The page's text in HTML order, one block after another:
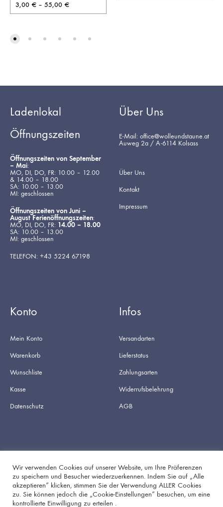
3,00 € – 55,00 €
Ladenlokal
Öffnungszeiten
Öffnungszeiten von September
– Mai:
MO, DI, DO, FR: 10.00 – 12.00
& 14.00 – 18.00
SA: 10.00 – 13.00
MI: geschlossen
Öffnungszeiten von Juni –
August Ferienöffnungszeiten:
MO, DI, DO, FR: 14.00 – 18.00
SA: 10.00 – 13.00
MI: geschlossen
TELEFON: +43 5224 67198
Über Uns
E-Mail: office@wolleundstaune.at
Auweg 2a / A-6114 Kolsass
Über Uns
Kontakt
Impressum
Konto
Mein Konto
Warenkorb
Wunschliste
Kasse
Datenschutz
Infos
Versandarten
Lieferstatus
Zahlungsarten
Widerrufsbelehrung
AGB
FacebookInstagram
Wir verwenden Cookies auf unserer Website, um Ihre Präferenzen
zu speichern und Besucher wiederzuerkennen. Indem Sie auf „Alle
akzeptieren“ klicken, stimmen Sie der Verwendung ALLER Cookies
zu. Sie können jedoch die „Cookie-Einstellungen“ besuchen, um eine
kontrollierte Einwilligung zu erteilen .